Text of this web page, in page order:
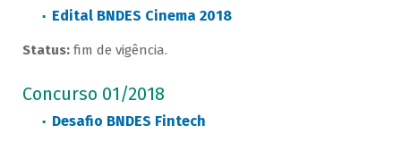
Edital BNDES Cinema 2018
Status: fim de vigência.
Concurso 01/2018
Desafio BNDES Fintech